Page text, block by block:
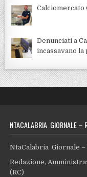
Denunciati a
incassavano
NTACALABRIA GIORNALE
NtaCalabria Giornale –
Redazione,
(RC)